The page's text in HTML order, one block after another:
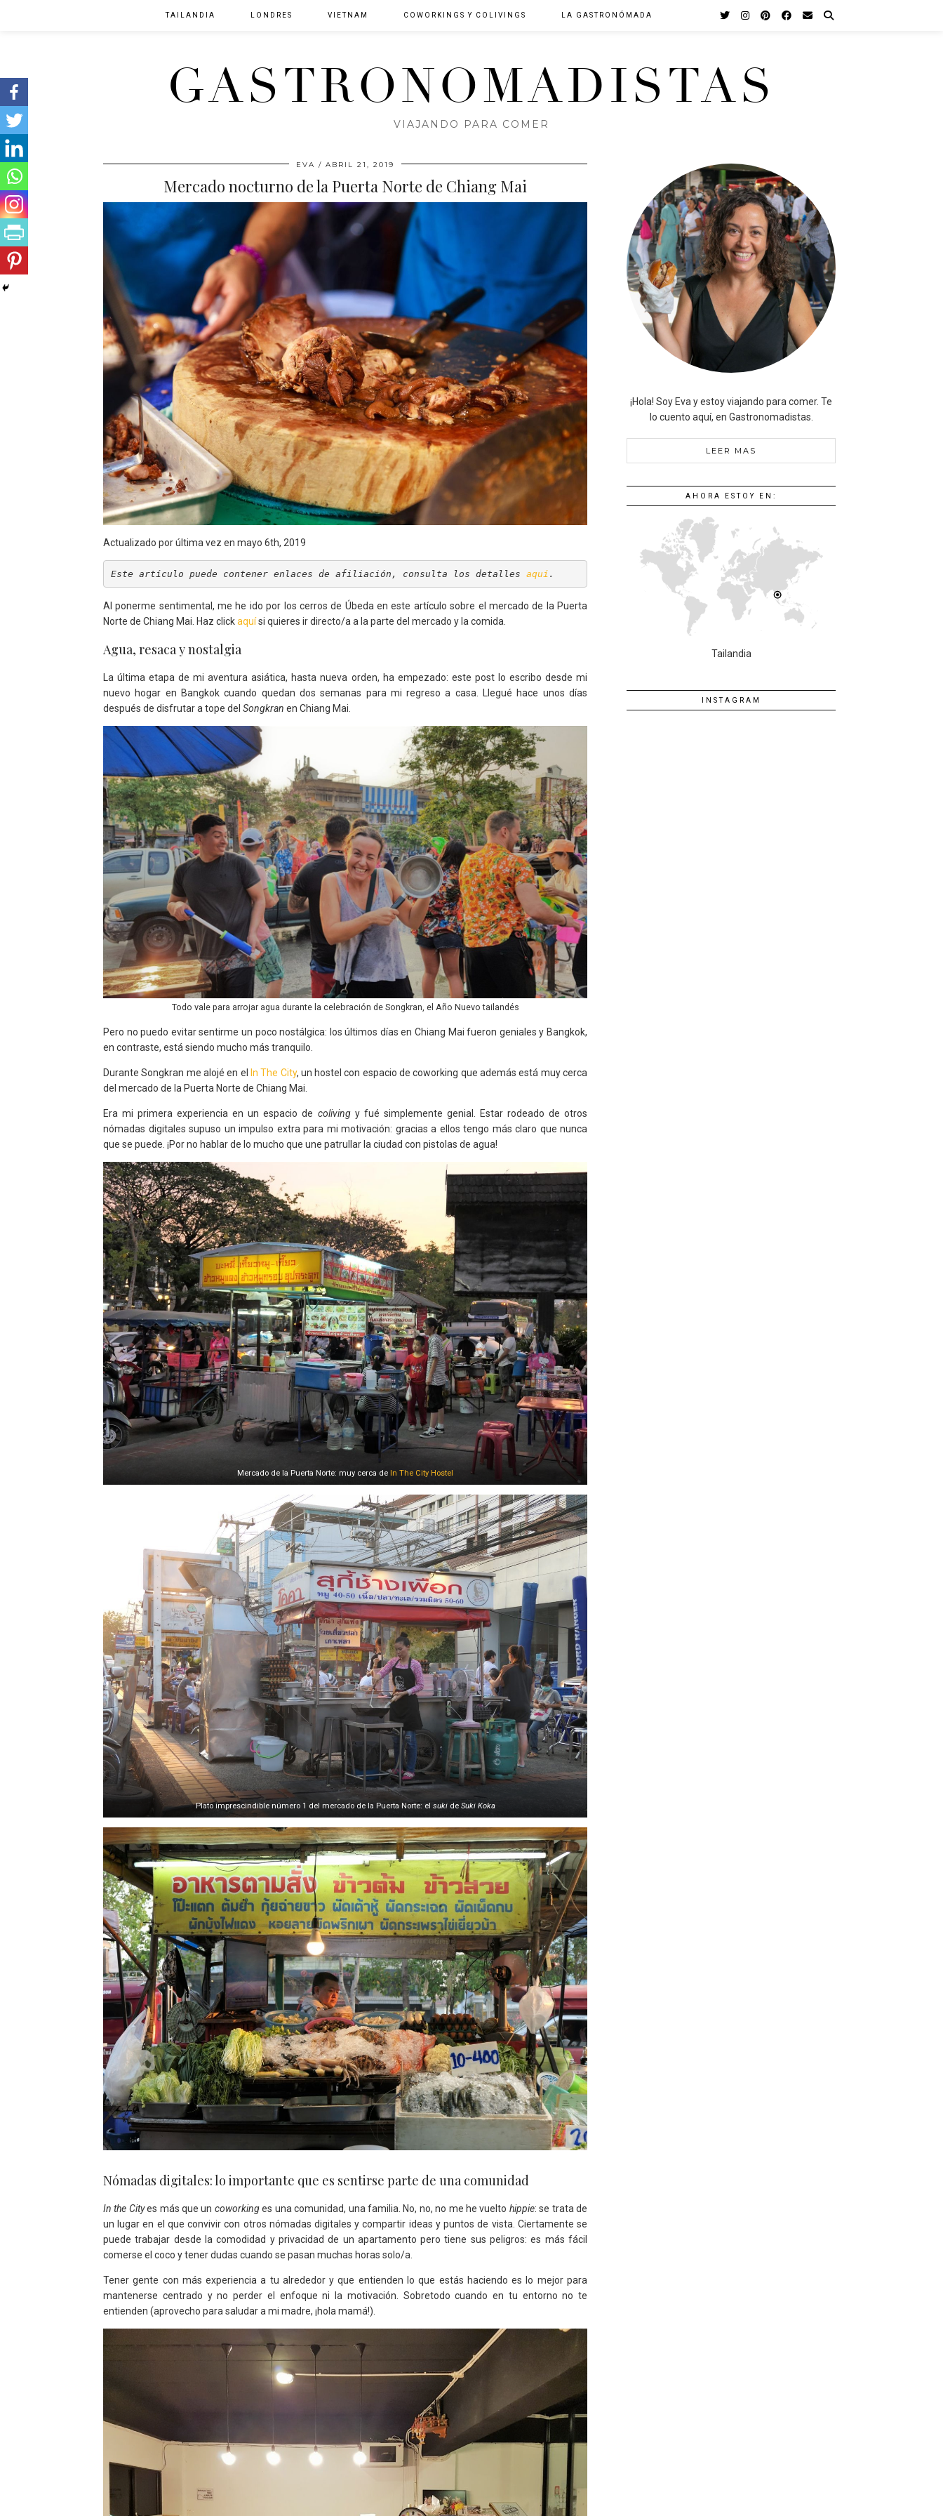
GASTRONOMADISTAS
VIAJANDO PARA COMER
TAILANDIA LONDRES VIETNAM COWORKINGS Y COLIVINGS LA GASTRONÓMADA
EVA ABRIL 21, 2019
Mercado nocturno de la Puerta Norte de Chiang Mai
Actualizado por última vez en mayo 6th, 2019
Este artículo puede contener enlaces de afiliación, consulta los detalles aquí .
Al ponerme sentimental, me he ido por los cerros de Úbeda en este artículo sobre el mercado de la Puerta
Norte de Chiang Mai. Haz clickaquísi quieres ir directo/a a la parte del mercado y la comida.
Agua, resaca y nostalgia
La última etapa de mi aventura asiática, hasta nueva orden, ha empezado: este post lo escribo desde mi
nuevo hogar en Bangkok cuando quedan dos semanas para mi regreso a casa. Llegué hace unos días
después de disfrutar a tope del Songkran en Chiang Mai.
Todo vale para arrojar agua durante la celebración de Songkran, el Año Nuevo tailandés
Pero no puedo evitar sentirme un poco nostálgica: los últimos días en Chiang Mai fueron geniales y Bangkok,
en contraste, está siendo mucho más tranquilo.
Durante Songkran me alojé en el In The City, un hostel con espacio de coworking que además está muy cerca
del mercado de la Puerta Norte de Chiang Mai.
Era mi primera experiencia en un espacio de colivingy fué simplemente genial. Estar rodeado de otros
nómadas digitales supuso un impulso extra para mi motivación: gracias a ellos tengo más claro que nunca
que se puede. ¡Por no hablar de lo mucho que une patrullar la ciudad con pistolas de agua!
Mercado de la Puerta Norte: muy cerca de In The City Hostel
Plato imprescindible número 1 del mercado de la Puerta Norte: el sukide Suki Koka
Nómadas digitales: lo importante que es sentirse parte de una comunidad
In the Cityes más que un coworkinges una comunidad, una familia. No, no, no me he vuelto hippie: se trata de
un lugar en el que convivir con otros nómadas digitales y compartir ideas y puntos de vista. Ciertamente se
puede trabajar desde la comodidad y privacidad de un apartamento pero tiene sus peligros: es más fácil
comerse el coco y tener dudas cuando se pasan muchas horas solo/a.
Tener gente con más experiencia a tu alrededor y que entienden lo que estás haciendo es lo mejor para
mantenerse centrado y no perder el enfoque ni la motivación. Sobretodo cuando en tu entorno no te
entienden (aprovecho para saludar a mi madre, ¡hola mamá!).
¡Hola! Soy Eva y estoy viajando para comer. Te
lo cuento aquí, en Gastronomadistas.
LEER MAS
AHORA ESTOY EN:
Tailandia
INSTAGRAM